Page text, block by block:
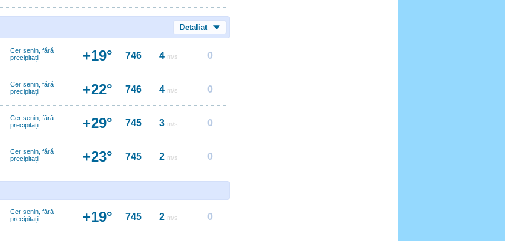
Detaliat
Cer senin, fără
precipitații
+19° 746 4 m/s 0
Cer senin, fără
precipitații
+22° 746 4 m/s 0
Cer senin, fără
precipitații
+29° 745 3 m/s 0
Cer senin, fără
precipitații
+23° 745 2 m/s 0
Cer senin, fără
precipitații
+19° 745 2 m/s 0